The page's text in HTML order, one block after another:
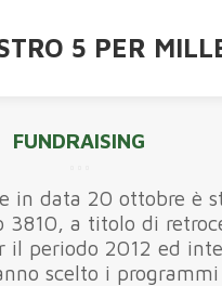
5 PER
FUNDRAISING
in data 20 ottobre è
3810, a titolo di
periodo 2012 ed
scelto i